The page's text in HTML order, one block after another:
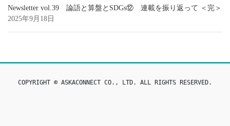
Newsletter vol.39 論語と算盤とSDGs⑫ 連載を振り返って ＜完＞
2025年9月18日
COPYRIGHT © ASKACONNECT CO., LTD. ALL RIGHTS RESERVED.